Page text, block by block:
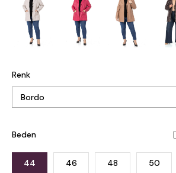
Renk
Beden
44 46 48 50